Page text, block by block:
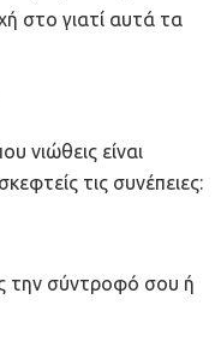
στο γιατί αυτά τα
νιώθεις είναι
τις συνέπειες:
την σύντροφό σου ή